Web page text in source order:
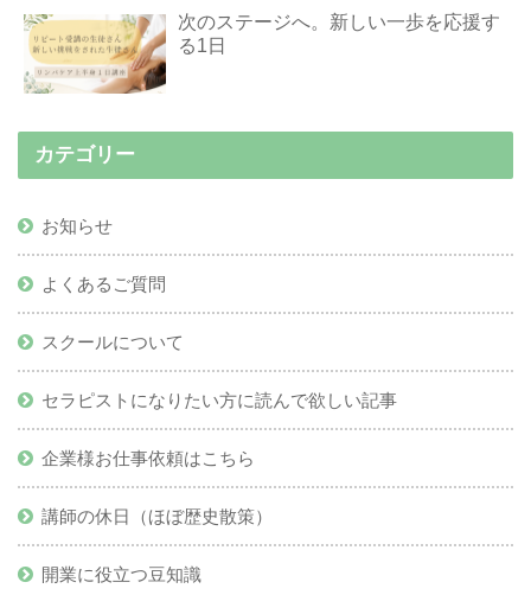
次のステージへ。新しい一歩を応援す
る1日
カテゴリー
お知らせ
よくあるご質問
スクールについて
セラピストになりたい方に読んで欲しい記事
企業様お仕事依頼はこちら
講師の休日（ほぼ歴史散策）
開業に役立つ豆知識